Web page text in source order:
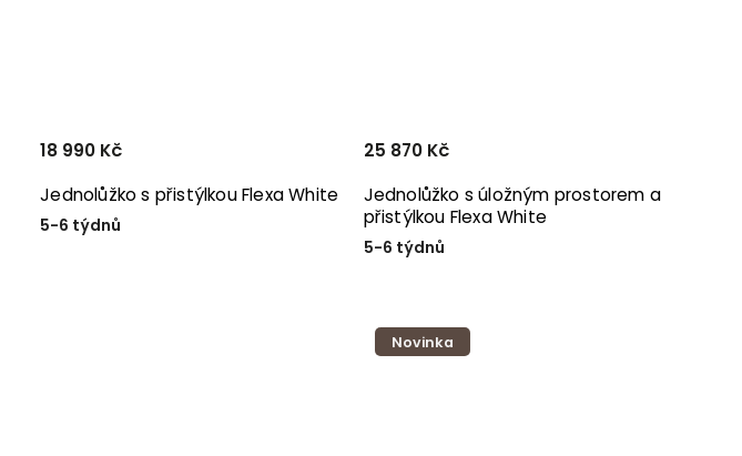
Jednolůžko s přistýlkou Flexa White
5-6 týdnů
18 990 Kč
Jednolůžko s úložným prostorem a
přistýlkou Flexa White
5-6 týdnů
25 870 Kč
Novinka